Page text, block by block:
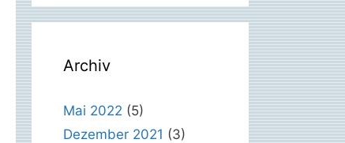
Archiv
Mai 2022 (5)
Dezember 2021 (3)